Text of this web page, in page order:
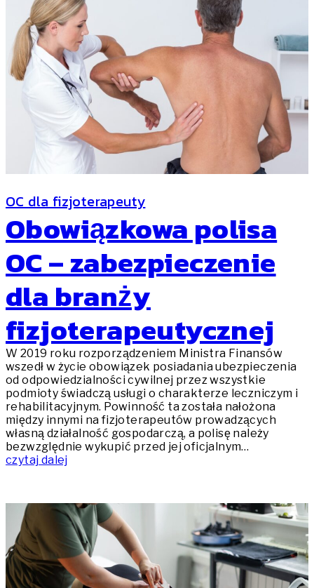
OC dla fizjoterapeuty
Obowiązkowa polisa
OC – zabezpieczenie
dla branży
fizjoterapeutycznej
W 2019 roku rozporządzeniem Ministra Finansów
wszedł w życie obowiązek posiadania ubezpieczenia
od odpowiedzialności cywilnej przez wszystkie
podmioty świadczą usługi o charakterze leczniczym i
rehabilitacyjnym. Powinność ta została nałożona
między innymi na fizjoterapeutów prowadzących
własną działalność gospodarczą, a polisę należy
bezwzględnie wykupić przed jej oficjalnym…
czytaj dalej